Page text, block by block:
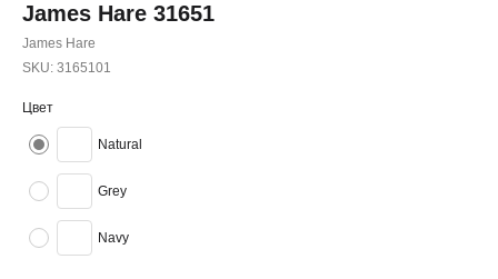
James Hare 31651
James Hare
SKU: 3165101
Цвет
Natural
Grey
Navy